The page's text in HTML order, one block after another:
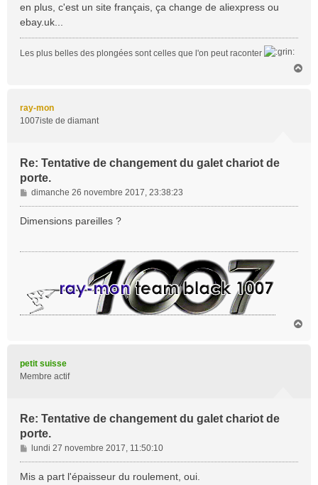
en plus, c'est un site français, ça change de aliexpress ou
ebay.uk...
Les plus belles des plongées sont celles que l'on peut raconter
ray-mon
1007iste de diamant
Re: Tentative de changement du galet chariot de
porte.
M
e
s
dimanche 26 novembre 2017, 23:38:23
Dimensions pareilles ?
petit suisse
Membre actif
Re: Tentative de changement du galet chariot de
porte.
M
e
s
lundi 27 novembre 2017, 11:50:10
Mis a part l'épaisseur du roulement, oui.